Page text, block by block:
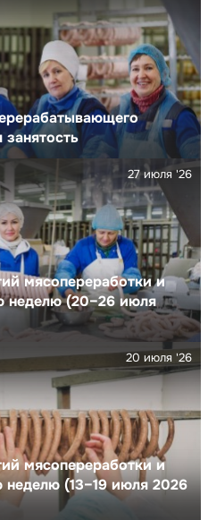
мясопереработки и
неделю (20–26 июля
27 июля '26
мясопереработки и
(13–19 июля 2026
20 июля '26